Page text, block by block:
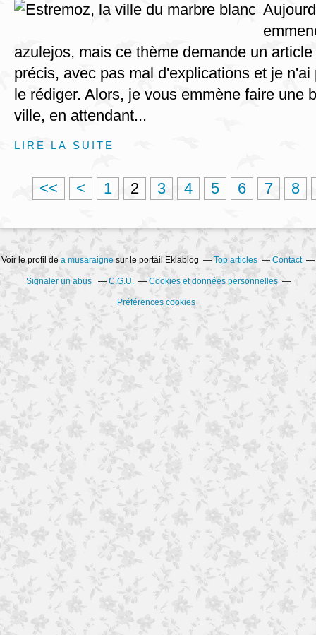
azulejos, mais ce thème demande un
précis, avec pas mal d'explications et je
le rédiger. Alors, je vous emmène faire une
ville, en attendant...
LIRE LA SUITE
<< < 1 2 3 4 5 6 7 8
Voir le profil de a musaraigne sur le portail Eklablog Top articles Contact
Signaler un abus C.G.U. Cookies et données personnelles
Préférences cookies